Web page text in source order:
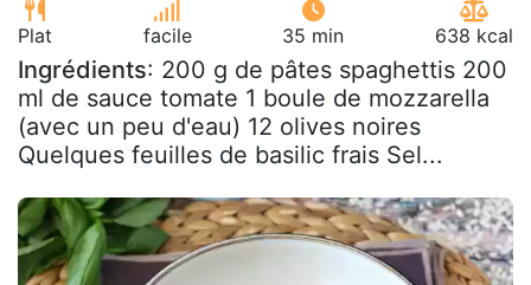
Plat facile 35 min 638 kcal
Ingrédients: 200 g de pâtes spaghettis 200
ml de sauce tomate 1 boule de mozzarella
(avec un peu d'eau) 12 olives noires
Quelques feuilles de basilic frais Sel...